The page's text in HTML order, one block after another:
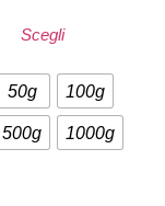
Scegli
50g 100g
500g 1000g